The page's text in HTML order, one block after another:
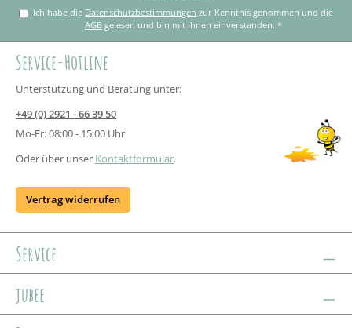
Ich habe die Datenschutzbestimmungen
AGB gelesen und bin mit ihnen einverstanden.*
Service-Hotline
Unterstützung und Beratung unter:
+49 (0) 2921 - 66 39 50
Mo-Fr: 08:00 - 15:00 Uhr
Oder über unser Kontaktformular.
Vertrag widerrufen
Service
jubee